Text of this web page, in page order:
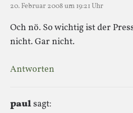
20. Februar 2008 um 19:21 Uhr
Och nö. So wichtig ist der
nicht. Gar nicht.
Antworten
paulsagt: